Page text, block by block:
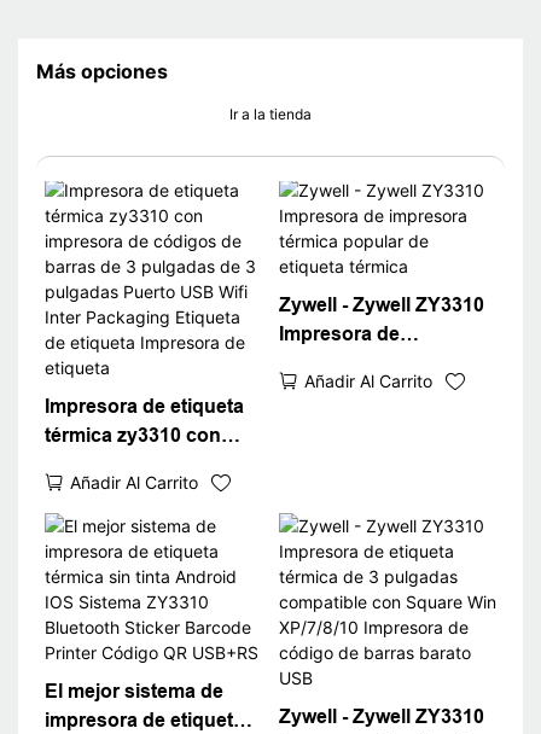
Más opciones
Ir a la tienda
Impresora de etiqueta
térmica zy3310 con
de barras de 3
pulgadas de 3
pulgadas Puerto USB
Wifi Inter Packaging
Etiqueta de etiqueta
Impresora de etiqueta
Añadir Al Carrito
Zywell - Zywell ZY3310
Impresora de
popular de etiqueta
Añadir Al Carrito
El mejor sistema de
impresora de etiqueta
Zywell - Zywell ZY3310